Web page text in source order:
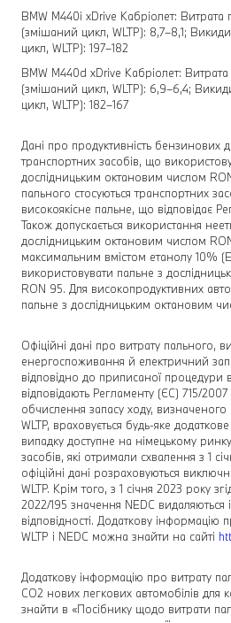
BMW M440i xDrive Кабріолет: Витрата
(змішаний цикл, WLTP): 8,7–8,1;
цикл, WLTP): 197–182
BMW M440d xDrive Кабріолет:
(змішаний цикл, WLTP): 6,9–6,4;
цикл, WLTP): 182–167
Дані про продуктивність бензинових
транспортних засобів, що
дослідницьким октановим числом
пального стосуються транспортних
високоякісне пальне, що відповідає
Також допускається використання
дослідницьким октановим числом
максимальним вмістом етанолу 10%
використовувати пальне з
RON 95. Для високопродуктивних
пальне з дослідницьким октановим
Офіційні дані про витрату пального,
енергоспоживання й електричний
відповідно до приписаної процедури
відповідають Регламенту (ЄС) 715/2007
обчислення запасу ходу,
WLTP, враховується будь-яке
випадку доступне на німецькому
засобів, які отримали схвалення з 1
офіційні дані розраховуються
WLTP. Крім того, з 1 січня 2023 року
2022/195 значення NEDC видаляються
відповідності. Додаткову
WLTP і NEDC можна знайти на сайті
Додаткову інформацію про витрату
CO2 нових легкових автомобілів для
знайти в «Посібнику щодо витрати